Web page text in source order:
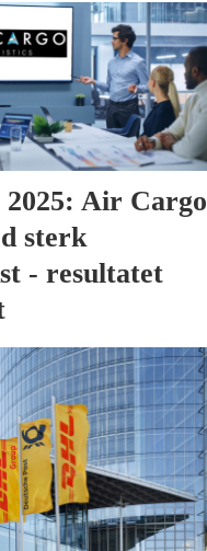
2025: Air Cargo
sterk
- resultatet